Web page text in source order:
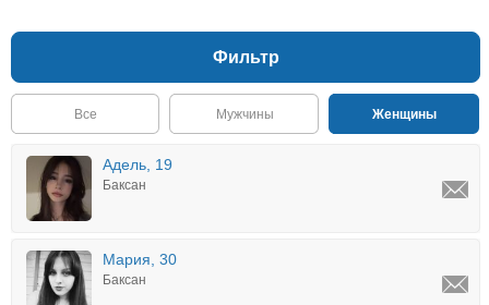
Фильтр
Все Мужчины Женщины
Адель, 19
Баксан
Мария, 30
Баксан